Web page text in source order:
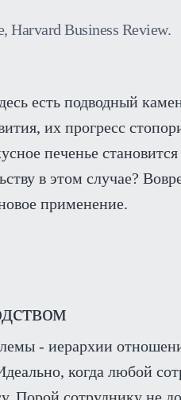
Harvard Business Review.
есть подводный
их прогресс
печенье
в этом случае?
применение.
- иерархии
когда любой